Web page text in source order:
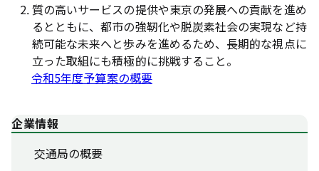
質の高いサービスの提供や東京の発展への貢献を進め
るとともに、都市の強靭化や脱炭素社会の実現など持
続可能な未来へと歩みを進めるため、長期的な視点に
立った取組にも積極的に挑戦すること。
令和5年度予算案の概要
企業情報
交通局の概要